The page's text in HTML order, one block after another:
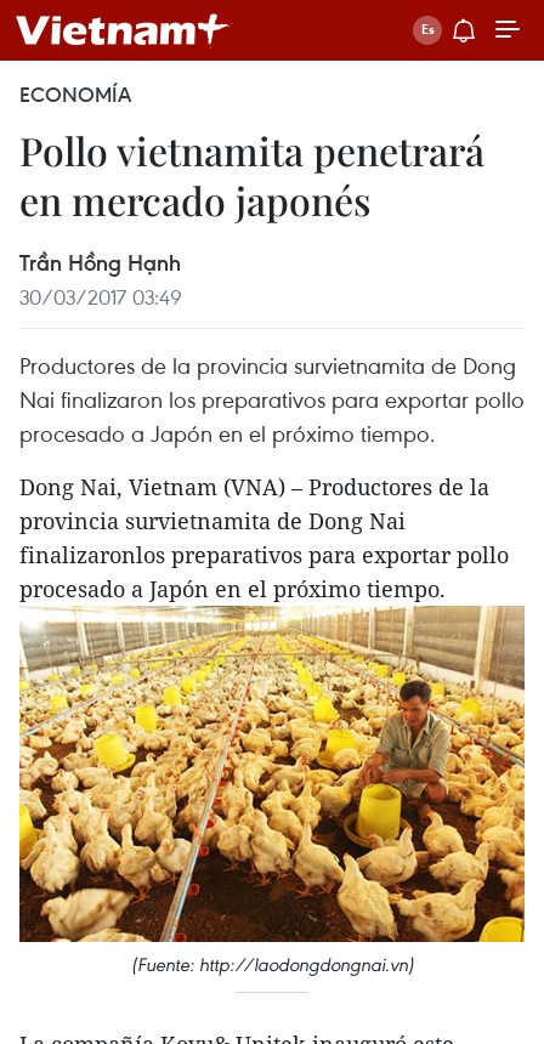
ECONOMÍA
Pollo vietnamita penetrará
en mercado japonés
Trần Hồng Hạnh
30/03/2017 03:49
Productores de la provincia survietnamita de Dong
Nai finalizaron los preparativos para exportar pollo
procesado a Japón en el próximo tiempo.
Dong Nai, Vietnam (VNA) – Productores de la
provincia survietnamita de Dong Nai
finalizaronlos preparativos para exportar pollo
procesado a Japón en el próximo tiempo.
(Fuente: http://laodongdongnai.vn)